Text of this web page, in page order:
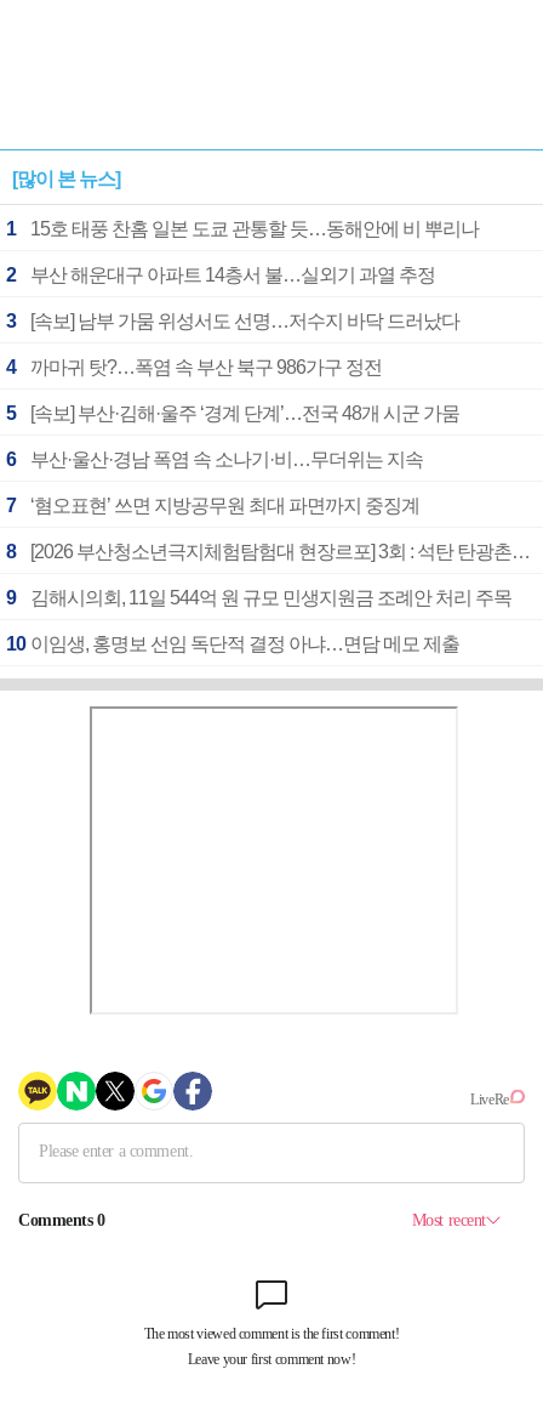
[많이 본 뉴스]
1 15호 태풍 찬홈 일본 도쿄 관통할 듯…동해안에 비 뿌리나
2 부산 해운대구 아파트 14층서 불…실외기 과열 추정
3 [속보] 남부 가뭄 위성서도 선명…저수지 바닥 드러났다
4 까마귀 탓?…폭염 속 부산 북구 986가구 정전
5 [속보] 부산·김해·울주 ‘경계 단계’…전국 48개 시군 가뭄
6 부산·울산·경남 폭염 속 소나기·비…무더위는 지속
7 ‘혐오표현’ 쓰면 지방공무원 최대 파면까지 중징계
8 [2026 부산청소년극지체험탐험대 현장르포] 3회 : 석탄 탄광촌에서 북극 연구의 중심지로
9 김해시의회, 11일 544억 원 규모 민생지원금 조례안 처리 주목
10 이임생, 홍명보 선임 독단적 결정 아냐…면담 메모 제출